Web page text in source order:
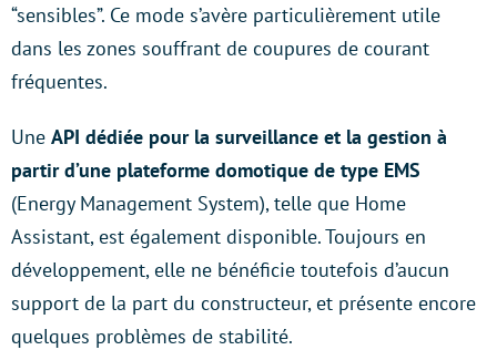
“sensibles”. Ce mode s’avère particulièrement utile
dans les zones souffrant de coupures de courant
fréquentes.
Une API dédiée pour la surveillance et la gestion à
partir d’une plateforme domotique de type EMS
(Energy Management System), telle que Home
Assistant, est également disponible. Toujours en
développement, elle ne bénéficie toutefois d’aucun
support de la part du constructeur, et présente encore
quelques problèmes de stabilité.